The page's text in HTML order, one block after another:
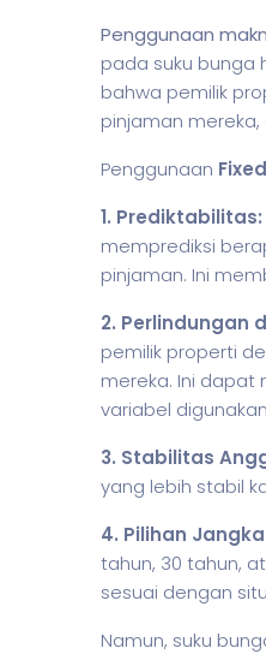
Penggunaan
pada suku bunga
bahwa pemilik
pinjaman
Penggunaan
1. Prediktabilitas:
memprediksi
pinjaman. Ini
2. Perlindungan
pemilik properti
mereka. Ini dapat
variabel
3. Stabilitas
yang lebih stabil
4. Pilihan
tahun, 30 tahun,
sesuai dengan
Namun, suku